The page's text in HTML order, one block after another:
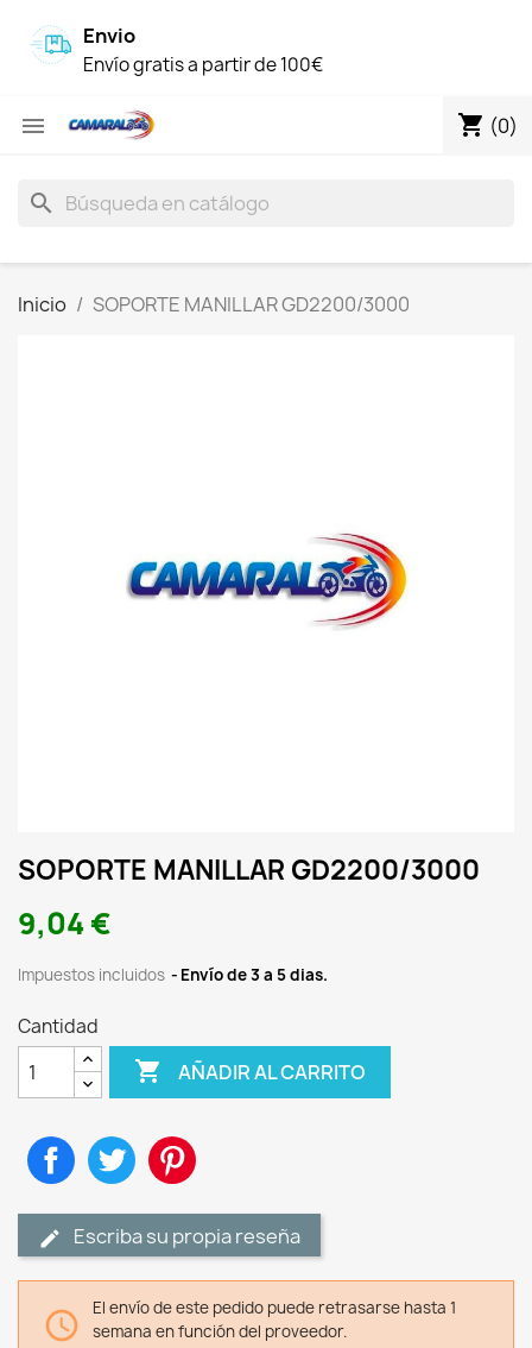
Envio
Envío gratis a partir de 100€
 shopping_cart (0)
search
Inicio SOPORTE MANILLAR GD2200/3000
SOPORTE MANILLAR GD2200/3000
9,04 €
Impuestos incluidos Envío de 3 a 5 dias.
Cantidad
 AÑADIR AL CARRITO
CompartirTuitear
Escriba su propia reseña

El envío de este pedido puede retrasarse hasta 1
semana en función del proveedor.